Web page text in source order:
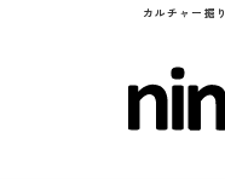
カルチャー掘